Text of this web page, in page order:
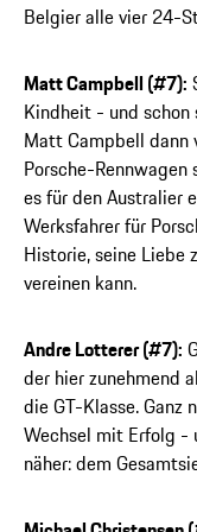
Belgier alle vier 24-
Matt Campbell (#7):
Kindheit - und
Matt Campbell dann
Porsche-
es für den Australier
Werksfahrer für
Historie, seine Liebe
vereinen kann.
Andre Lotterer (#7):
der hier zunehmend
die GT-Klasse. Ganz
Wechsel mit Erfolg -
näher: dem